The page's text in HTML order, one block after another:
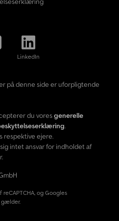
LinkedIn
på denne side er uforpligtende
du voresgenerelle
.
respektive ejere.
intet ansvar for indholdet af
og Googles
gælder.